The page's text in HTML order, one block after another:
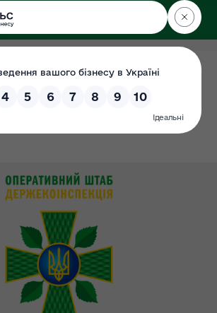
ДЕРЖЕКОІНСПЕКЦІЯ
у Закарпатській області
#перевірки #план_перевірок_2019 #ЦОВВ